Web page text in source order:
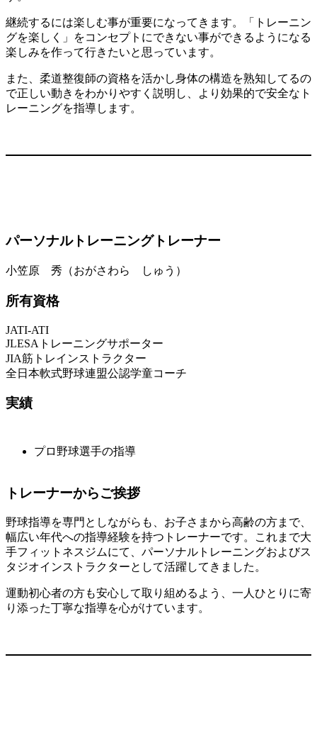
継続するには楽しむ事が重要になってきます。「トレーニン
グを楽しく」をコンセプトにできない事ができるようになる
楽しみを作って行きたいと思っています。
また、柔道整復師の資格を活かし身体の構造を熟知してるの
で正しい動きをわかりやすく説明し、より効果的で安全なト
レーニングを指導します。
パーソナルトレーニングトレーナー
小笠原 秀（おがさわら しゅう）
所有資格
JATI-ATI
JLESAトレーニングサポーター
JIA筋トレインストラクター
全日本軟式野球連盟公認学童コーチ
実績
プロ野球選手の指導
トレーナーからご挨拶
野球指導を専門としながらも、お子さまから高齢の方まで、
幅広い年代への指導経験を持つトレーナーです。これまで大
手フィットネスジムにて、パーソナルトレーニングおよびス
タジオインストラクターとして活躍してきました。
運動初心者の方も安心して取り組めるよう、一人ひとりに寄
り添った丁寧な指導を心がけています。